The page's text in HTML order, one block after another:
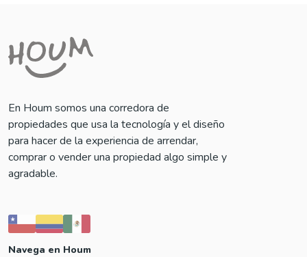
En Houm somos una corredora de
propiedades que usa la tecnología y el diseño
para hacer de la experiencia de arrendar,
comprar o vender una propiedad algo simple y
agradable.
Navega en Houm